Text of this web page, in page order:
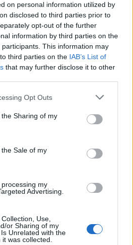
on personal information utilized by
disclosed to third parties prior to
opt-out of the further
information by third parties on the
participants. This information may
third parties on the IAB’s List of
that may further disclose it to other
Opt Outs
Sharing of my
Sale of my
my
Advertising.
Use,
or Sharing of my
Unrelated with the
was collected.
Trylle træ
træ
stiklinger i Gårdbutikken.
og lykke